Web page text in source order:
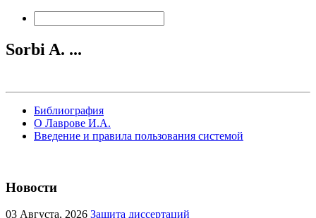
Sorbi A. ...
Библиография
О Лаврове И.А.
Введение и правила пользования системой
Новости
03 Августа, 2026 Защита диссертаций